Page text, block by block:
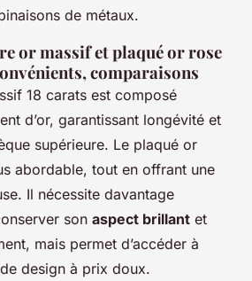
de métaux.
or massif et plaqué or rose
comparaisons
18 carats est composé
d’or, garantissant longévité et
supérieure. Le plaqué or
abordable, tout en offrant une
Il nécessite davantage
son aspect brillant et
mais permet d’accéder à
design à prix doux.